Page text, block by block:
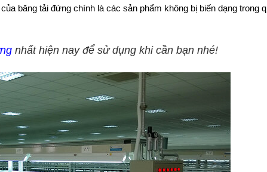
băng tải đứng chính là các sản phẩm không bị biến dạng trong
nhất hiện nay để sử dụng khi cần bạn nhé!